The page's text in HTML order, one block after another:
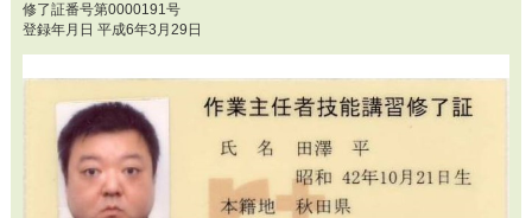
修了証番号第0000191号
登録年月日 平成6年3月29日